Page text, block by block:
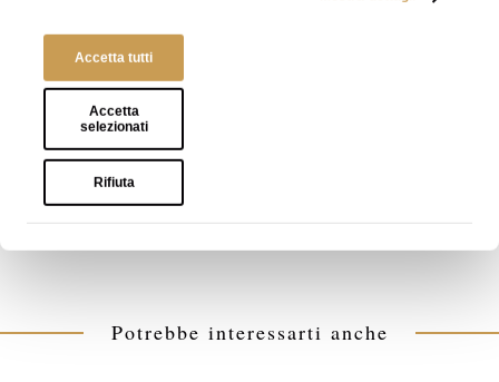
Accetta tutti
Accetta
selezionati
Rifiuta
Potrebbe interessarti anche